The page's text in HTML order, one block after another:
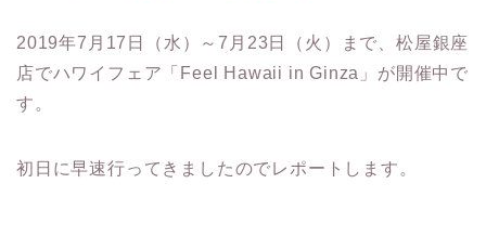
2019年7月17日（水）～7月23日（火）まで、松屋銀座
店でハワイフェア「Feel Hawaii in Ginza」が開催中で
す。
初日に早速行ってきましたのでレポートします。